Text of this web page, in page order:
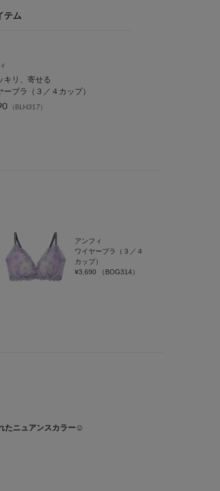
テム
キリ、寄せる
ーブラ（３／４カップ）
（BLH317）
アンフィ
ワイヤーブラ（３／４
カップ）
¥3,690
（BOG314）
たニュアンスカラー☺︎